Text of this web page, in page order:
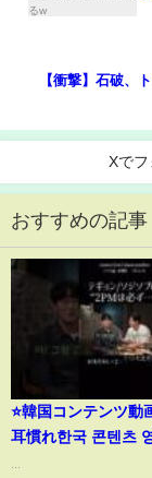
【衝撃】石破、
Xでフ
おすすめの記事
⭐️韓国コンテンツ動
耳慣れ한국 콘텐츠